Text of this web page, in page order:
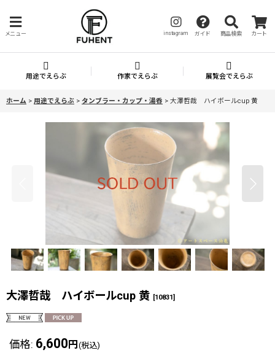
メニュー instagram ガイド 商品検索 カート
用途でえらぶ 作家でえらぶ 展覧会でえらぶ
ホーム > 用途でえらぶ > タンブラー・カップ・湯呑 > 大澤哲哉 ハイボールcup 黄
大澤哲哉 ハイボールcup 黄 [10831]
価格: 6,600 円 (税込)